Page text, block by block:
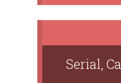
Serial,